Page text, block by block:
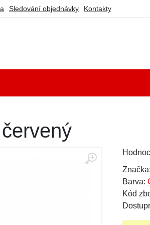
Sledování objednávky Kontakty
Značka:
Barva:
Kód